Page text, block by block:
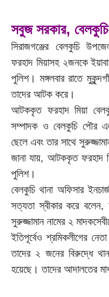
সবুজ সরকার,
সিরাজগঞ্জের বেলকুচি
ফরহাদ মিয়াসহ ২জনকে
পুলিশ। মঙ্গলবার রাতে
তাদের আটক করে।
আটককৃত ফরহাদ মিয়া
সম্পাদক ও বেলকুচি পৌর
ছেলে এবং তার সাথে
জানা যায়, আটককৃত ফরহাদ
পুলিশ।
বেলকুচি থানা অফিসার
সত্যতা স্বীকার করে বলেন,
সুরুজ্জামান নামের ২
ইতিপূর্বেও শ্রমিকলীগের
তাদের ২ জনের বিরুদ্ধে
হয়েছে। তাদের আদালতের